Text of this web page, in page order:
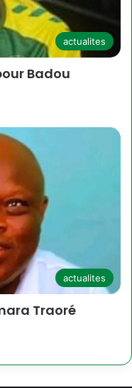
actualites
Badou
actualites
Traoré